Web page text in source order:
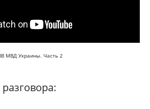
МВД Украины. Часть 2